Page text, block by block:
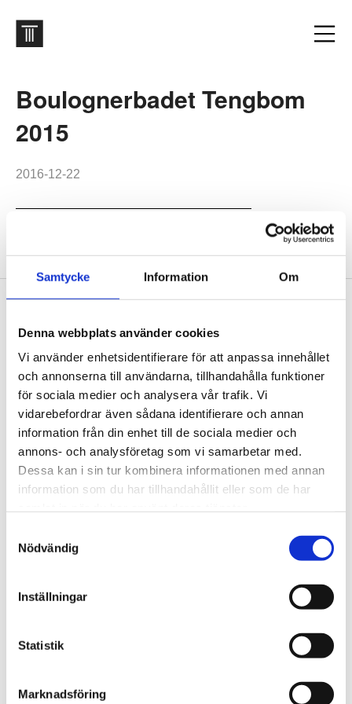
Samtycke Information Om
Denna webbplats använder cookies
Vi använder enhetsidentifierare för att anpassa innehållet
och annonserna till användarna, tillhandahålla funktioner
för sociala medier och analysera vår trafik. Vi
vidarebefordrar även sådana identifierare och annan
information från din enhet till de sociala medier och
annons- och analysföretag som vi samarbetar med.
Dessa kan i sin tur kombinera informationen med annan
information som du har tillhandahållit eller som de har
Nödvändig
Inställningar
Statistik
Marknadsföring
Boulognerbadet Tengbom
2015
2016-12-22
we look forward to hearing from you.
We are Tengbom
We create sustainable and beautiful architecture that
strenghtens our clients as well as our society.
We are always looking for more people who want to help
Through our ecosystem of services, we can create any